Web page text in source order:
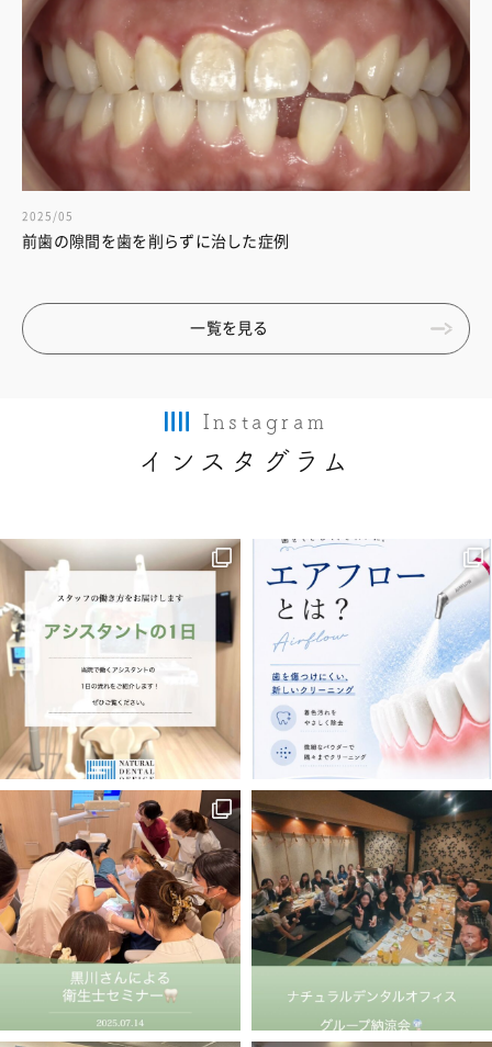
2025/05
前歯の隙間を歯を削らずに治した症例
一覧を見る
Instagram
インスタグラム